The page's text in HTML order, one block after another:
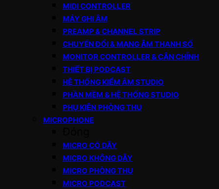
MIDI CONTROLLER
MÁY GHI ÂM
PREAMP & CHANNEL STRIP
CHUYỂN ĐỔI & MẠNG ÂM THANH SỐ
MONITOR CONTROLLER & CÂN CHỈNH
THIẾT BỊ PODCAST
HỆ THỐNG KIỂM ÂM STUDIO
PHẦN MỀM & HỆ THỐNG STUDIO
PHỤ KIỆN PHÒNG THU
MICROPHONE
MICRO CÓ DÂY
MICRO KHÔNG DÂY
MICRO PHÒNG THU
MICRO PODCAST